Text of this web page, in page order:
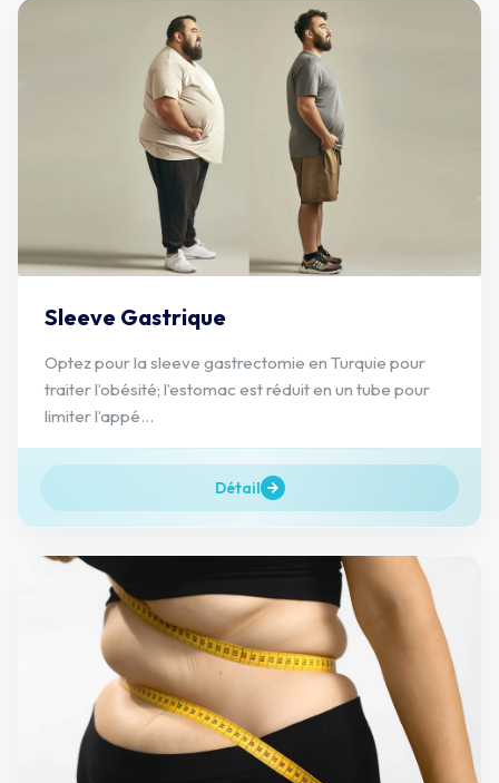
Sleeve Gastrique
Optez pour la sleeve gastrectomie en Turquie pour
traiter l’obésité; l’estomac est réduit en un tube pour
limiter l’appé...
Détail